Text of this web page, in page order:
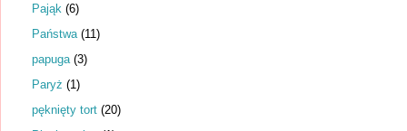
Pająk (6)
Państwa (11)
papuga (3)
Paryż (1)
pęknięty tort (20)